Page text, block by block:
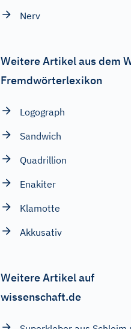
Nerv
Weitere Artikel aus dem
Fremdwörterlexikon
Logograph
Sandwich
Quadrillion
Enakiter
Klamotte
Akkusativ
Weitere Artikel auf
wissenschaft.de